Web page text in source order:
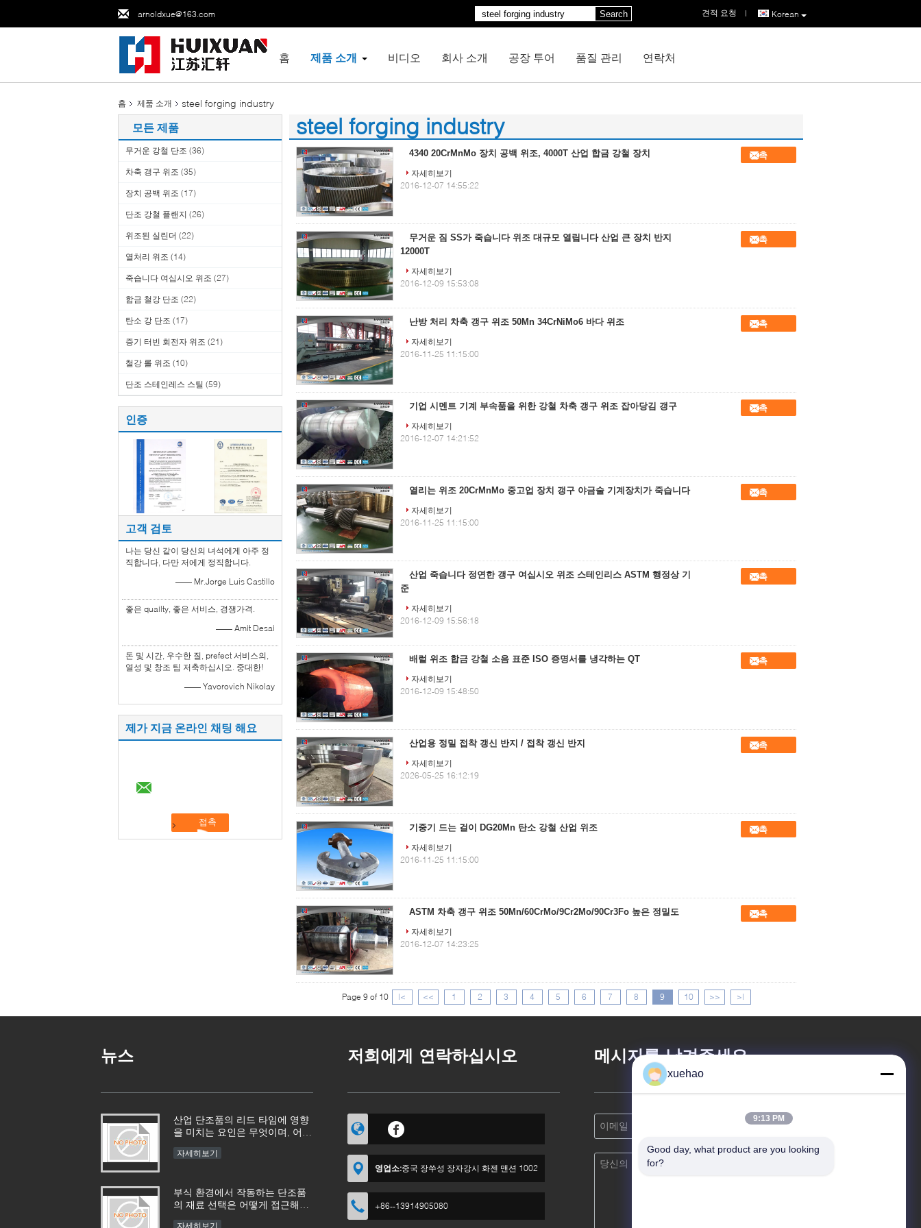
arnoldxue@163.com Korean
견적 요청 |
Search
홈 제품 소개 비디오 회사 소개 공장 투어 품질 관리 연락처
홈 제품 소개 steel forging industry
모든 제품
무거운 강철 단조 (36)
차축 갱구 위조 (35)
장치 공백 위조 (17)
단조 강철 플랜지 (26)
위조된 실린더 (22)
열처리 위조 (14)
죽습니다 여십시오 위조 (27)
합금 철강 단조 (22)
탄소 강 단조 (17)
증기 터빈 회전자 위조 (21)
철강 롤 위조 (10)
단조 스테인레스 스틸 (59)
인증
고객 검토
나는 당신 같이 당신의 녀석에게 아주 정
직합니다, 다만 저에게 정직합니다.
—— Mr.Jorge Luis Castillo
좋은 quailty, 좋은 서비스, 경쟁가격.
—— Amit Desai
돈 및 시간, 우수한 질, prefect 서비스의,
열성 및 창조 팀 저축하십시오. 중대한!
—— Yavorovich Nikolay
제가 지금 온라인 채팅 해요
steel forging industry
(100) 4340 20CrMnMo 장치 공백 위조, 4000T 산업 합금 강철 장치
접촉
자세히보기
2016-12-07 14:55:22
무거운 짐 SS가 죽습니다 위조 대규모 열립니다 산업 큰 장치 반지
12000T
접촉
자세히보기
2016-12-09 15:53:08
난방 처리 차축 갱구 위조 50Mn 34CrNiMo6 바다 위조
접촉
자세히보기
2016-11-25 11:15:00
기업 시멘트 기계 부속품을 위한 강철 차축 갱구 위조 잡아당김 갱구
접촉
자세히보기
2016-12-07 14:21:52
열리는 위조 20CrMnMo 중고업 장치 갱구 야금술 기계장치가 죽습니다
접촉
자세히보기
2016-11-25 11:15:00
산업 죽습니다 정연한 갱구 여십시오 위조 스테인리스 ASTM 행정상 기
준
접촉
자세히보기
2016-12-09 15:56:18
배럴 위조 합금 강철 소음 표준 ISO 증명서를 냉각하는 QT
접촉
자세히보기
2016-12-09 15:48:50
산업용 정밀 접착 갱신 반지 / 접착 갱신 반지
접촉
자세히보기
2026-05-25 16:12:19
기중기 드는 걸이 DG20Mn 탄소 강철 산업 위조
접촉
자세히보기
2016-11-25 11:15:00
ASTM 차축 갱구 위조 50Mn/60CrMo/9Cr2Mo/90Cr3Fo 높은 정밀도
접촉
자세히보기
2016-12-07 14:23:25
Page 9 of 10 |< << 1 2 3 4 5 6 7 8 9 10 >> >|
뉴스
산업 단조품의 리드 타임에 영향
을 미치는 요인은 무엇이며, 어떻
자세히보기
부식 환경에서 작동하는 단조품
의 재료 선택은 어떻게 접근해야
자세히보기
저희에게 연락하십시오
영업소:중국 장쑤성 장자강시 화젠 맨션 1002
+86--13914905080
메시지를 남겨주세요
xuehao
9:13 PM
Good day, what product are you looking
for?